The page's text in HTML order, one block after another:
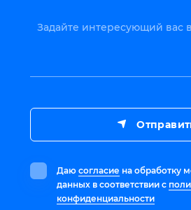
Задайте интересующий вас
Даю согласие на обработку
данных в соответствии с
конфиденциальности